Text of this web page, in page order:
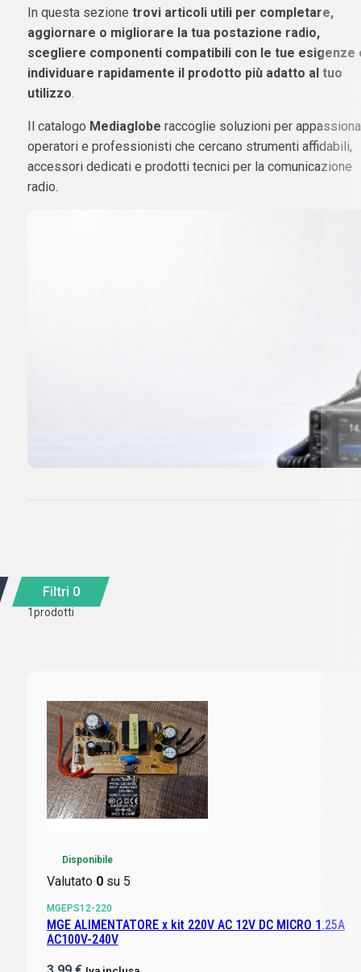
In questa sezione trovi articoli utili per completare,
aggiornare o migliorare la tua postazione radio,
scegliere componenti compatibili con le tue esigenze
individuare rapidamente il prodotto più adatto al tuo
utilizzo.
Il catalogo Mediaglobe raccoglie soluzioni per
operatori e professionisti che cercano strumenti affidabili,
accessori dedicati e prodotti tecnici per la comunicazione
radio.
Filtri 0
1prodotti
Disponibile
Valutato 0su 5
MGEPS12-220
MGE ALIMENTATORE x kit 220V AC 12V DC MICRO 1.25A
AC100V-240V